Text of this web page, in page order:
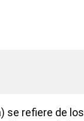
se refiere de los